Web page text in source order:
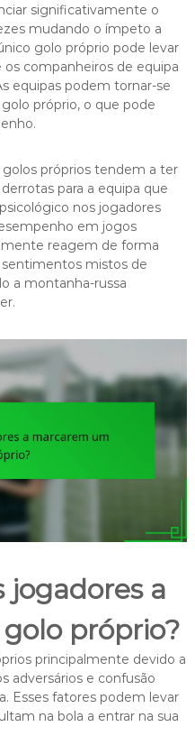
significativamente o
mudando o ímpeto a
golo próprio pode levar
companheiros de equipa
equipas podem tornar-se
próprio, o que pode
próprios tendem a ter
para a equipa que
nos jogadores
em jogos
reagem de forma
mistos de
a montanha-russa
jogadores a
próprio?
principalmente devido a
adversários e confusão
Esses fatores podem levar
na bola a entrar na sua